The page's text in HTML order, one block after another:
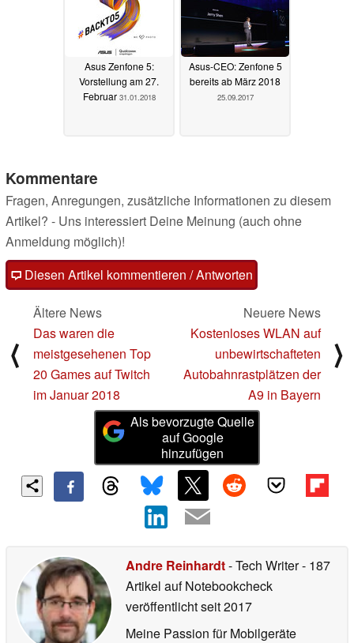
Asus Zenfone 5:
Vorstellung am 27.
Februar 31.01.2018
Asus-CEO: Zenfone 5
bereits ab März 2018
25.09.2017
Kommentare
Fragen, Anregungen, zusätzliche Informationen zu diesem
Artikel? - Uns interessiert Deine Meinung (auch ohne
Anmeldung möglich)!
Diesen Artikel kommentieren / Antworten
⟨
Ältere News
Das waren die
meistgesehenen Top
20 Games auf Twitch
im Januar 2018
Neuere News
Kostenloses WLAN auf
unbewirtschafteten
Autobahnrastplätzen der
A9 in Bayern
⟩
Als bevorzugte Quelle
auf Google
hinzufügen
Andre Reinhardt- Tech Writer- 187
Artikel auf Notebookcheck
veröffentlichtseit 2017
Meine Passion für Mobilgeräte